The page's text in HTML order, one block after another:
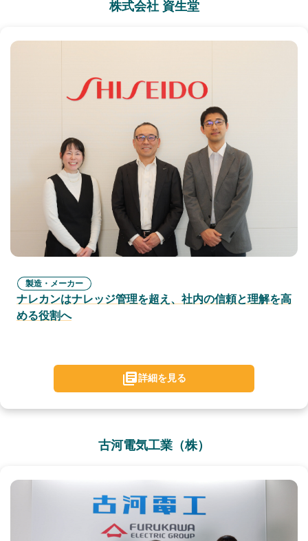
株式会社 資生堂
製造・メーカー
ナレカンはナレッジ管理を超え、社内の信頼と理解を高
める役割へ
詳細を見る
古河電気工業（株）